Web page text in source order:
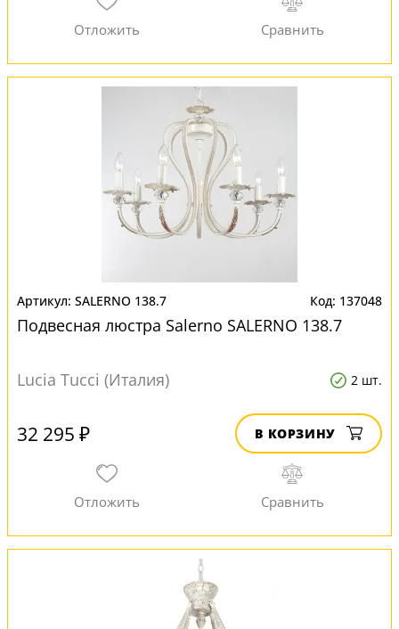
SALERNO 138.7 137048
Подвесная люстра Salerno SALERNO 138.7
Lucia Tucci (Италия) 2 шт.
32 295 ₽ В КОРЗИНУ